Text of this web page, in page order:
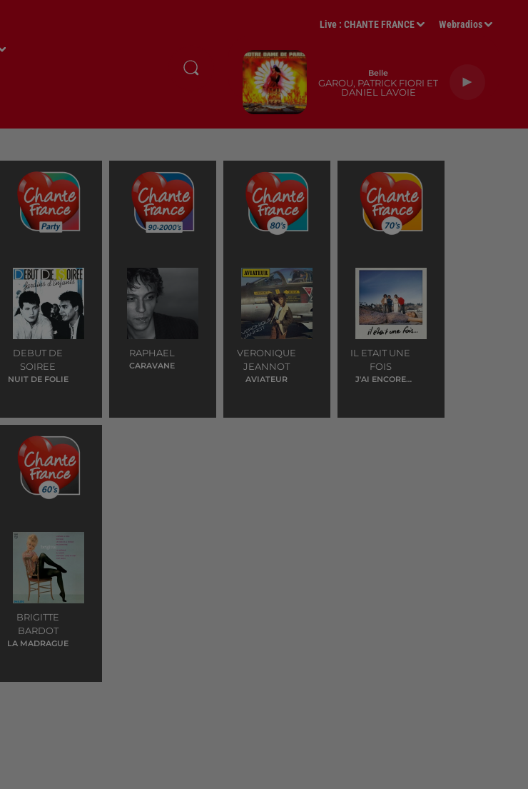
Live :CHANTE FRANCE Webradios
Belle
GAROU, PATRICK FIORI ET
DANIEL LAVOIE
DEBUT DE
SOIREE
NUIT DE FOLIE
RAPHAEL
CARAVANE
VERONIQUE
JEANNOT
AVIATEUR
IL ETAIT UNE
FOIS
J'AI ENCORE
BRIGITTE
BARDOT
LA MADRAGUE